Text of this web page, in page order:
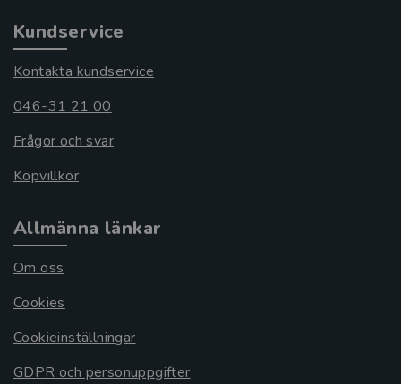
Kundservice
Kontakta kundservice
046-31 21 00
Frågor och svar
Köpvillkor
Allmänna länkar
Om oss
Cookies
Cookieinställningar
GDPR och personuppgifter